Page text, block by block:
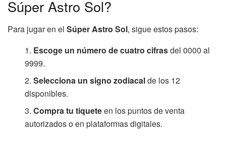
Súper Astro Sol?
Para jugar en el Súper Astro Sol, sigue estos pasos:
Escoge un número de cuatro cifrasdel 0000 al
9999.
Selecciona un signo zodiacalde los 12
disponibles.
Compra tu tiqueteen los puntos de venta
autorizados o en plataformas digitales.